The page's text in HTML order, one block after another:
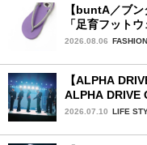
【buntA／ブ
「足育フット
中！
2026.08.06 FASHION
【ALPHA
ALPHA DRIVE
YOKOHAMA」
2026.07.10 LIFE